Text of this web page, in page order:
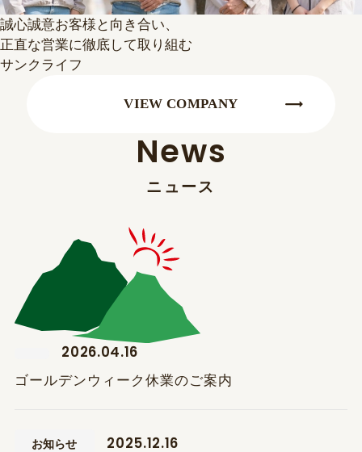
誠心誠意お客様と向き合い、
正直な営業に徹底して取り組む
サンクライフ
VIEW COMPANY
News
ニ ュ ー ス
2026.04.16
ゴールデンウィーク休業のご案内
お知らせ 2025.12.16